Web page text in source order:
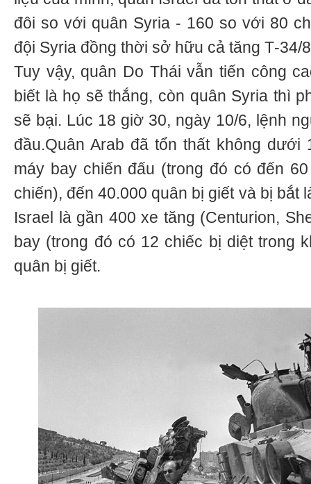
đôi so với quân Syria - 160 so với 80
đội Syria đồng thời sở hữu cả tăng Т-34/
Tuy vậy, quân Do Thái vẫn tiến công
biết là họ sẽ thắng, còn quân Syria thì
sẽ bại. Lúc 18 giờ 30, ngày 10/6, lệnh
đầu.Quân Arab đã tổn thất không dưới
máy bay chiến đấu (trong đó có đến
chiến), đến 40.000 quân bị giết và bị bắt
Israel là gần 400 xe tăng (Centurion,
bay (trong đó có 12 chiếc bị diệt trong
quân bị giết.